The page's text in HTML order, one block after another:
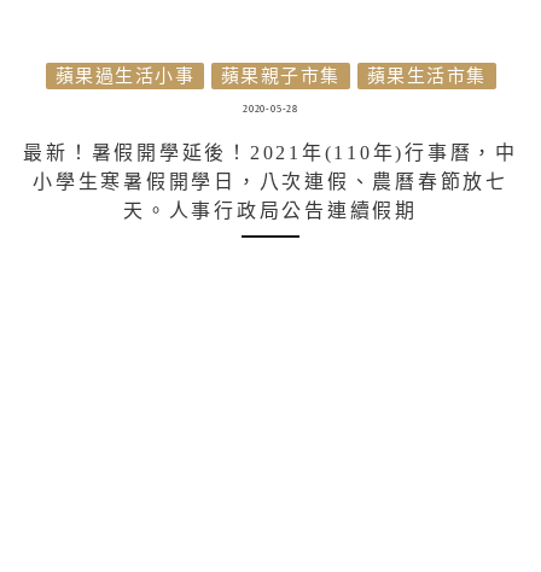
蘋果過生活小事 蘋果親子市集 蘋果生活市集
2020-05-28
最新！暑假開學延後！2021年(110年)行事曆，中
小學生寒暑假開學日，八次連假、農曆春節放七
天。人事行政局公告連續假期